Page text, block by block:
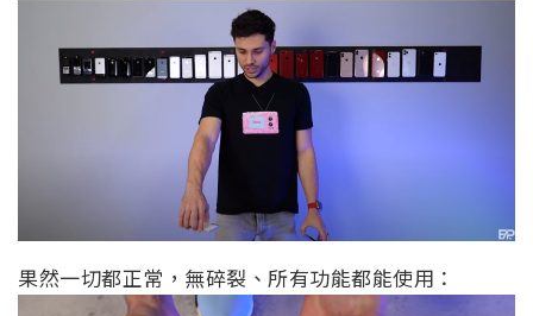
果然一切都正常，無碎裂、所有功能都能使用：